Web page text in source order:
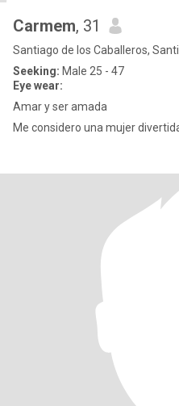
Carmem, 31
Santiago de los Caballeros,
Seeking: Male 25 - 47
Eye wear:
Amar y ser amada
Me considero una mujer